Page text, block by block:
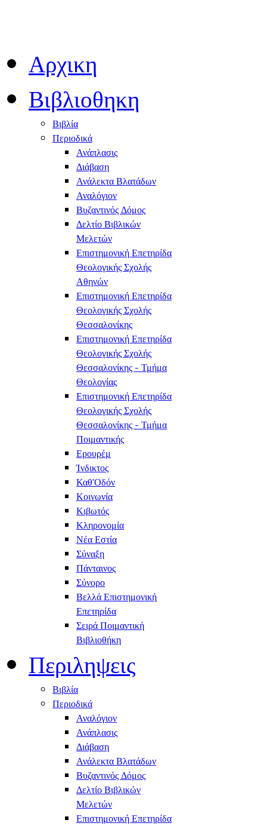
Αρχικη
Βιβλιοθηκη
Βιβλία
Περιοδικά
Ανάπλασις
Διάβαση
Ανάλεκτα Βλατάδων
Αναλόγιον
Βυζαντινός Δόμος
Δελτίο Βιβλικών
Μελετών
Επιστημονική Επετηρίδα
Θεολογικής Σχολής
Αθηνών
Επιστημονική Επετηρίδα
Θεολογικής Σχολής
Θεσσαλονίκης
Επιστημονική Επετηρίδα
Θεολογικής Σχολής
Θεσσαλονίκης - Τμήμα
Θεολογίας
Επιστημονική Επετηρίδα
Θεολογικής Σχολής
Θεσσαλονίκης - Τμήμα
Ποιμαντικής
Ερουρέμ
Ίνδικτος
Καθ'Οδόν
Κοινωνία
Κιβωτός
Κληρονομία
Νέα Εστία
Σύναξη
Πάνταινος
Σύνορο
Βελλά Επιστημονική
Επετηρίδα
Σειρά Ποιμαντική
Βιβλιοθήκη
Περιληψεις
Βιβλία
Περιοδικά
Αναλόγιον
Ανάπλασις
Διάβαση
Ανάλεκτα Βλατάδων
Βυζαντινός Δόμος
Δελτίο Βιβλικών
Μελετών
Επιστημονική Επετηρίδα